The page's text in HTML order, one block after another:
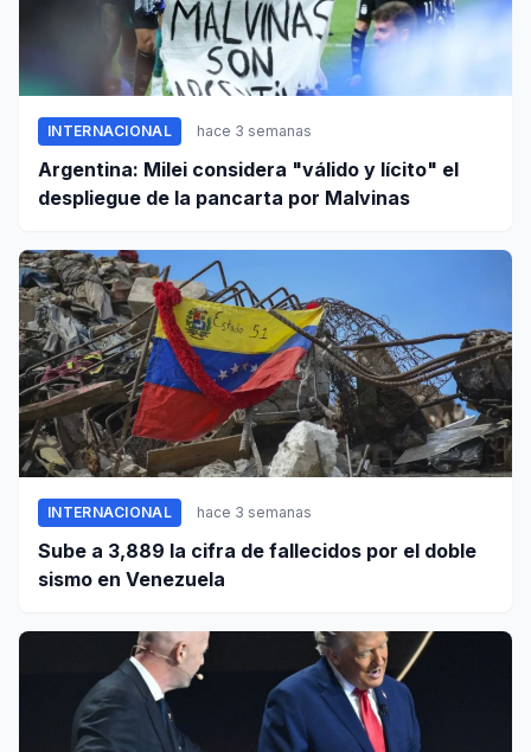
INTERNACIONAL hace 3 semanas
Argentina: Milei considera "válido y lícito" el
despliegue de la pancarta por Malvinas
INTERNACIONAL hace 3 semanas
Sube a 3,889 la cifra de fallecidos por el doble
sismo en Venezuela